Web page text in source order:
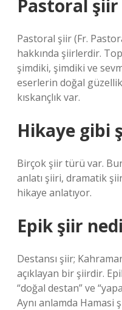
Pastoral
Pastoral şiir (Fr.
hakkında şiirlerdir.
şimdiki, şimdiki ve
eserlerin doğal
kıskançlık var.
Hikaye gibi
Birçok şiir türü var.
anlatı şiiri, dramatik
hikaye anlatıyor.
Epik şiir
Destansı şiir;
açıklayan bir şiirdir.
“doğal destan” ve
Aynı anlamda Hamasi